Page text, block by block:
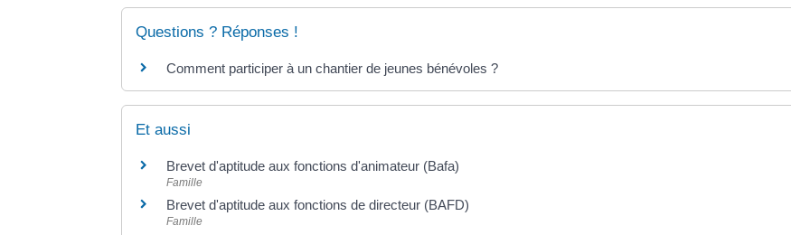
Questions ? Réponses !
Comment participer à un chantier de jeunes bénévoles ?
Et aussi
Brevet d'aptitude aux fonctions d'animateur (Bafa)
Famille
Brevet d'aptitude aux fonctions de directeur (BAFD)
Famille